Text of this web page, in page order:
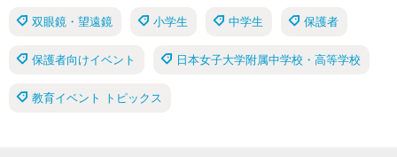
双眼鏡・望遠鏡 小学生 中学生 保護者
保護者向けイベント 日本女子大学附属中学校・高等学校
教育イベント トピックス